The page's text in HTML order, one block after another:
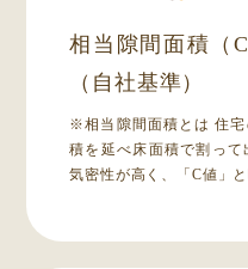
相当隙間面積（
（自社基準）
※相当隙間面積とは 住
積を延べ床面積で割っ
気密性が高く、「C値」